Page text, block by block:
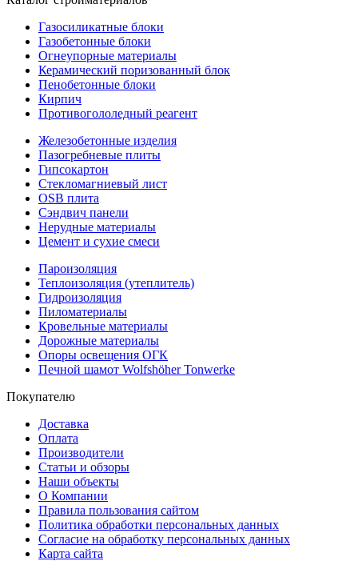
Газосиликатные блоки
Газобетонные блоки
Огнеупорные материалы
Керамический поризованный блок
Пенобетонные блоки
Кирпич
Противогололедный реагент
Железобетонные изделия
Пазогребневые плиты
Гипсокартон
Стекломагниевый лист
OSB плита
Сэндвич панели
Нерудные материалы
Цемент и сухие смеси
Пароизоляция
Теплоизоляция (утеплитель)
Гидроизоляция
Пиломатериалы
Кровельные материалы
Дорожные материалы
Опоры освещения ОГК
Печной шамот Wolfshöher Tonwerke
Покупателю
Доставка
Оплата
Производители
Статьи и обзоры
Наши объекты
О Компании
Правила пользования сайтом
Политика обработки персональных данных
Согласие на обработку персональных данных
Карта сайта